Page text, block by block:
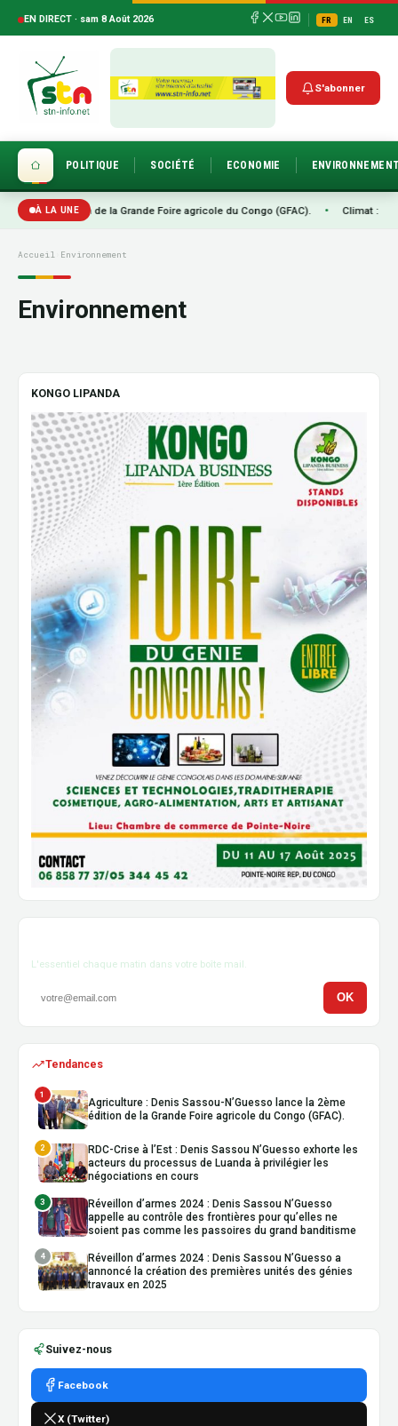
EN DIRECT · sam 8 Août 2026 FR EN ES
S'abonner
POLITIQUE SOCIÉTÉ ECONOMIE
À LA UNE
édition de la Grande Foire agricole du Congo (GFAC). • Climat :
Accueil Environnement
Environnement
KONGO LIPANDA
L'essentiel chaque matin dans votre boîte mail.
OK
Tendances
1
Agriculture : Denis Sassou-N’Guesso lance la 2ème
édition de la Grande Foire agricole du Congo (GFAC).
2
RDC-Crise à l’Est : Denis Sassou N’Guesso exhorte les
acteurs du processus de Luanda à privilégier les
négociations en cours
3
Réveillon d’armes 2024 : Denis Sassou N’Guesso
appelle au contrôle des frontières pour qu’elles ne
soient pas comme les passoires du grand banditisme
4
Réveillon d’armes 2024 : Denis Sassou N’Guesso a
annoncé la création des premières unités des génies
travaux en 2025
Suivez-nous
Facebook
X (Twitter)